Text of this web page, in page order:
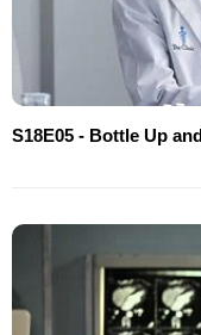
S18E05 - Bottle Up